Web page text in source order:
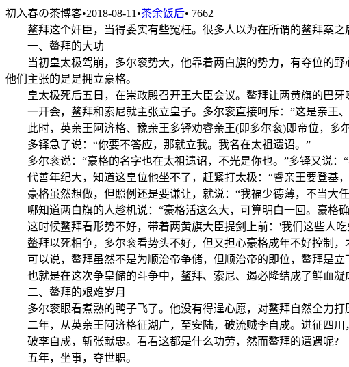
初入春の茶博客•2018-08-11 •茶余饭后• 7662
鳌拜这个奸臣，当得委实有些冤枉。很多人以为在所谓的鳌拜案之
一、鳌拜的大功
当初皇太极驾崩，多尔衮势大，他靠着两白旗的势力，有夺位的野
他们主张的是是拥立豪格。
皇太极死后五日，在崇政殿召开王大臣会议。鳌拜让两黄旗的巴牙
一开会，鳌拜和索尼就主张立皇子。多尔衮直接呵斥：”这是亲王、
此时，英亲王阿济格、豫亲王多铎劝睿亲王(即多尔衮)即帝位，多尔
多铎急了说：“你要不答应，那就立我。我名在太祖遗诏。”
多尔衮说：“豪格的名字也在太祖遗诏，不光是你也。”多铎又说：“
代善年纪大，知道这皇位他坐不了，赶紧打太极：“睿亲王要登基
豪格虽然想做，但照例还是要谦让，就说：“我福少德薄，不当大
哪知道两白旗的人趁机说：“豪格活这么大，可算明白一回。豪格确
这时候鳌拜看形势不好，带着两黄旗大臣提剑上前：'我们这些人吃
鳌拜以死相争，多尔衮看势头不好，但又担心豪格成年不好控制，
可以说，鳌拜虽然不是为顺治帝争储，但顺治帝的即位，鳌拜是立
也就是在这次争皇储的斗争中，鳌拜、索尼、遏必隆结成了鲜血凝
二、鳌拜的艰难岁月
多尔衮眼看煮熟的鸭子飞了。他没有得逞心愿，对鳌拜自然全力打
二年，从英亲王阿济格征湖广，至安陆，破流贼李自成。进征四川
破李自成，斩张献忠。看看这都是什么功劳，然而鳌拜的遭遇呢?
五年，坐事，夺世职。